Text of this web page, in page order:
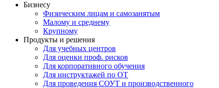
Бизнесу
Физическим лицам и самозанятым
Малому и среднему
Крупному
Продукты и решения
Для учебных центров
Для оценки проф. рисков
Для корпоративного обучения
Для инструктажей по ОТ
Для проведения СОУТ и производственного